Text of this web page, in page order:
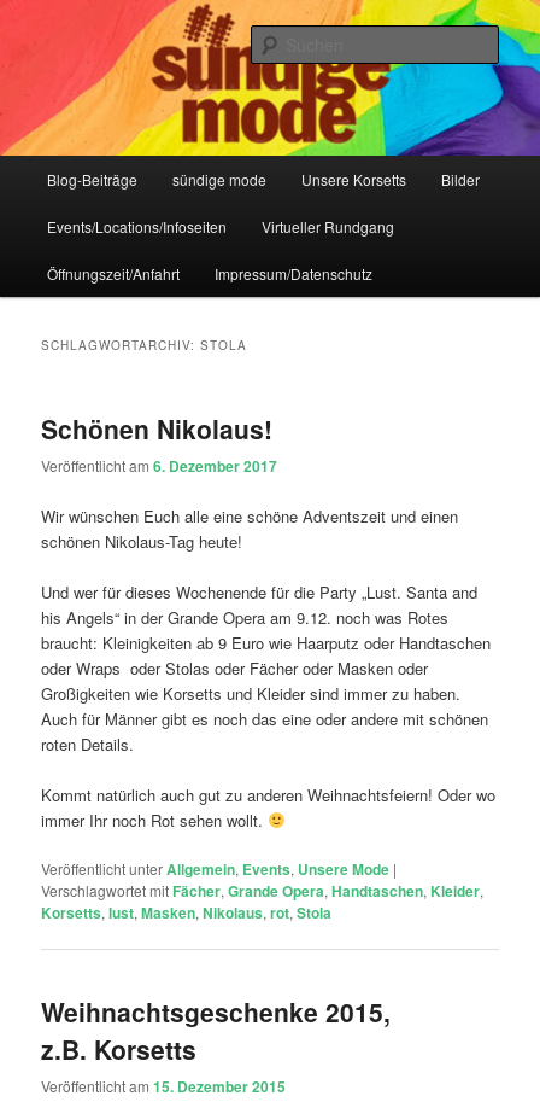
Sündige Mode Frankfurt
IHR Laden für Korsetts, Lifestyle-Mode, Club- und Dark-Wear seit 2004
Blog-Beiträge sündige mode Unsere Korsetts Bilder
Events/Locations/Infoseiten Virtueller Rundgang
Öffnungszeit/Anfahrt Impressum/Datenschutz
SCHLAGWORTARCHIV:STOLA
Schönen Nikolaus!
Veröffentlicht am6. Dezember 2017
Wir wünschen Euch alle eine schöne Adventszeit und einen
schönen Nikolaus-Tag heute!
Und wer für dieses Wochenende für die Party „Lust. Santa and
his Angels“ in der Grande Opera am 9.12. noch was Rotes
braucht: Kleinigkeiten ab 9 Euro wie Haarputz oder Handtaschen
oder Wraps oder Stolas oder Fächer oder Masken oder
Großigkeiten wie Korsetts und Kleider sind immer zu haben.
Auch für Männer gibt es noch das eine oder andere mit schönen
roten Details.
Kommt natürlich auch gut zu anderen Weihnachtsfeiern! Oder wo
immer Ihr noch Rot sehen wollt.
Veröffentlicht unterAllgemein, Events, Unsere Mode |
Verschlagwortet mit Fächer,Grande Opera,Handtaschen, Kleider,
Korsetts,lust,Masken,Nikolaus,rot,Stola
Weihnachtsgeschenke 2015,
z.B. Korsetts
Veröffentlicht am15. Dezember 2015